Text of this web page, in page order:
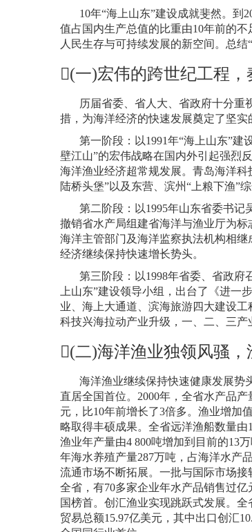
10年“海上山东”建设成就斐然。到
值占国内生产总值的比重由10年前的不
人民生存与可持续发展的新空间。总结
(一)宏伟的跨世纪工程
历届省委、省人大、省政府十分重
措，为海洋经济的快速发展奠定了坚实
第一阶段：以1991年“海上山东”建
壁江山”的宏伟战略在国内外引起强烈
海洋渔业经济超常规发展。青岛海洋科
陆桥头堡”以及东营、滨州“上粮下渔”
第二阶段：以1995年山东省委书记
撤销省水产局组建省海洋与渔业厅为
海洋主管部门及海洋监察执法机构相
经济继续保持快速增长势头。
第三阶段：以1998年省委、省政府
上山东”建设领导小组，出台了《进一
业、海上大通道、滨海旅游四大建设
科技兴海拉动产业升级，一、二、三产
(二)海洋渔业独领风骚
海洋渔业继续保持快速健康发展势
直居全国首位。 2000年，全省水产品产
元，比10年前增长了3倍多。渔业增加
略取得丰硕成果。全省远洋渔船数量由
渔业年产量由4 800吨增加到目前的13
年海水养殖产量287万吨，占海洋水产
流通市场不断拓展。一批与国际市场接
全省，有70多家企业年水产品销售过
国榜首。创汇渔业实现跳跃式发展。
贸易总额15.97亿美元，其中出口创汇